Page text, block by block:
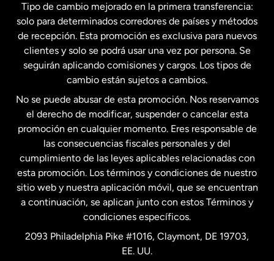
Estados Unidos English
Estados Unidos Español
Francia
Malasia
Nueva Zelanda
Países Bajos
Tipo de cambio mejorado en la primera transferencia:
solo para determinados corredores de países y métodos
de recepción. Esta promoción es exclusiva para nuevos
clientes y solo se podrá usar una vez por persona. Se
seguirán aplicando comisiones y cargos. Los tipos de
cambio están sujetos a cambios.
No se puede abusar de esta promoción. Nos reservamos
el derecho de modificar, suspender o cancelar esta
promoción en cualquier momento. Eres responsable de
las consecuencias fiscales personales y del
cumplimiento de las leyes aplicables relacionadas con
esta promoción. Los términos y condiciones de nuestro
sitio web y nuestra aplicación móvil, que se encuentran
a continuación, se aplican junto con estos Términos y
condiciones específicos.
2093 Philadelphia Pike #1016, Claymont, DE 19703,
EE. UU.